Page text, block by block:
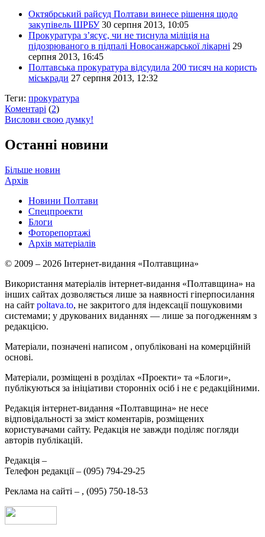
Октябрський райсуд Полтави винесе рішення щодо
закупівель ШРБУ 30 серпня 2013, 10:05
Прокуратура з’ясує, чи не тиснула міліція на
підозрюваного в підпалі Новосанжарської лікарні 29
серпня 2013, 16:45
Полтавська прокуратура відсудила 200 тисяч на користь
міськради 27 серпня 2013, 12:32
Теги: прокуратура
Коментарі (2)
Вислови свою думку!
Останні новини
Більше новин
Архів
Новини Полтави
Спецпроекти
Блоги
Фоторепортажі
Архів матеріалів
© 2009 – 2026 Інтернет-видання «Полтавщина»
Використання матеріалів інтернет-видання «Полтавщина» на
інших сайтах дозволяється лише за наявності гіперпосилання
на сайт poltava.to, не закритого для індексації пошуковими
системами; у друкованих виданнях — лише за погодженням з
редакцією.
Матеріали, позначені написом , опубліковані на комерційній
основі.
Матеріали, розміщені в розділах «Проекти» та «Блоги»,
публікуються за ініціативи сторонніх осіб і не є редакційними.
Редакція інтернет-видання «Полтавщина» не несе
відповідальності за зміст коментарів, розміщених
користувачами сайту. Редакція не завжди поділяє погляди
авторів публікацій.
Редакція –
Телефон редакції – (095) 794-29-25
Реклама на сайті – , (095) 750-18-53